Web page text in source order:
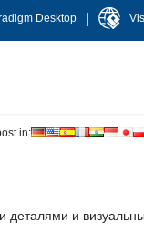
Desktop
in:
деталями и